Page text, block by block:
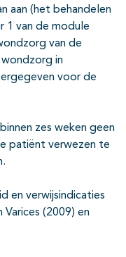
aan (het behandelen
1 van de module
van de
in
voor de
zes weken geen
patiënt verwezen te
en verwijsindicaties
(2009) en